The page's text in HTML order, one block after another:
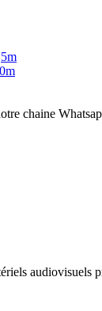
chaine
audiovisuels